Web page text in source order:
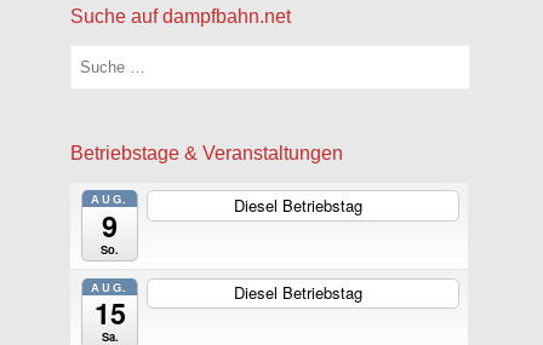
Suche auf dampfbahn.net
Suchen
Betriebstage & Veranstaltungen
AUG.
9
So.
Diesel Betriebstag
AUG.
15
Sa.
Diesel Betriebstag